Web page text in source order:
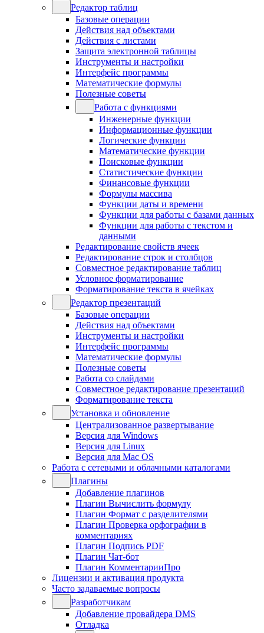
Редактор таблиц
Базовые операции
Действия над объектами
Действия с листами
Защита электронной таблицы
Инструменты и настройки
Интерфейс программы
Математические формулы
Полезные советы
Работа с функциями
Инженерные функции
Информационные функции
Логические функции
Математические функции
Поисковые функции
Статистические функции
Финансовые функции
Формулы массива
Функции даты и времени
Функции для работы с базами данных
Функции для работы с текстом и
данными
Редактирование свойств ячеек
Редактирование строк и столбцов
Совместное редактирование таблиц
Условное форматирование
Форматирование текста в ячейках
Редактор презентаций
Базовые операции
Действия над объектами
Инструменты и настройки
Интерфейс программы
Математические формулы
Полезные советы
Работа со слайдами
Совместное редактирование презентаций
Форматирование текста
Установка и обновление
Централизованное развертывание
Версия для Windows
Версия для Linux
Версия для Mac OS
Работа с сетевыми и облачными каталогами
Плагины
Добавление плагинов
Плагин Вычислить формулу
Плагин Формат с разделителями
Плагин Проверка орфографии в
комментариях
Плагин Подпись PDF
Плагин Чат-бот
Плагин КомментарииПро
Лицензии и активация продукта
Часто задаваемые вопросы
Разработчикам
Добавление провайдера DMS
Отладка